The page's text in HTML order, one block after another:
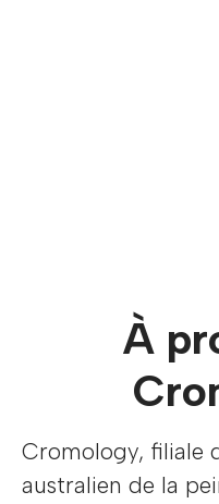
À
Cromology, filiale
australien de la